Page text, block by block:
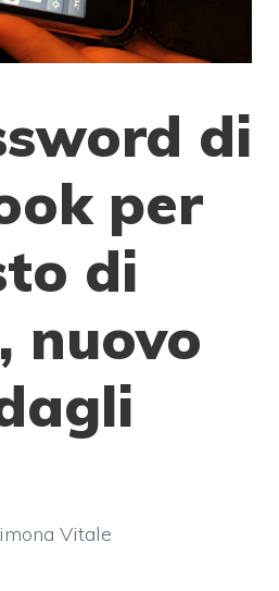
di
per
di
nuovo
Vitale